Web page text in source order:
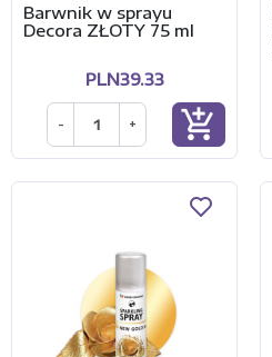
Barwnik w sprayu
Decora ZŁOTY 75 ml
PLN39.33
- + add_shopping_cart